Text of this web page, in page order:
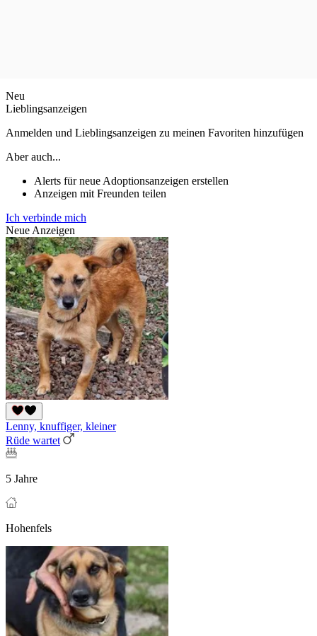
Neu
Lieblingsanzeigen
Anmelden und Lieblingsanzeigen zu meinen Favoriten hinzufügen
Aber auch...
Alerts für neue Adoptionsanzeigen erstellen
Anzeigen mit Freunden teilen
Ich verbinde mich
Neue Anzeigen
Lenny, knuffiger, kleiner
Rüde wartet
5 Jahre
Hohenfels